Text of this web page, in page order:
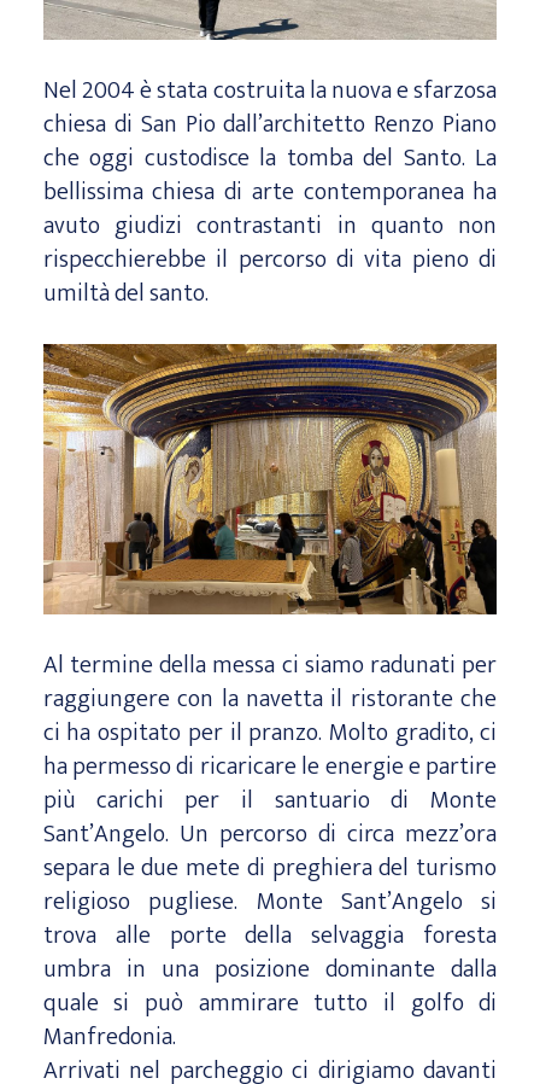
Nel 2004 è stata costruita la nuova e sfarzosa
chiesa di San Pio dall’architetto Renzo Piano
che oggi custodisce la tomba del Santo. La
bellissima chiesa di arte contemporanea ha
avuto giudizi contrastanti in quanto non
rispecchierebbe il percorso di vita pieno di
umiltà del santo.
Al termine della messa ci siamo radunati per
raggiungere con la navetta il ristorante che
ci ha ospitato per il pranzo. Molto gradito, ci
ha permesso di ricaricare le energie e partire
più carichi per il santuario di Monte
Sant’Angelo. Un percorso di circa mezz’ora
separa le due mete di preghiera del turismo
religioso pugliese. Monte Sant’Angelo si
trova alle porte della selvaggia foresta
umbra in una posizione dominante dalla
quale si può ammirare tutto il golfo di
Manfredonia.
Arrivati nel parcheggio ci dirigiamo davanti